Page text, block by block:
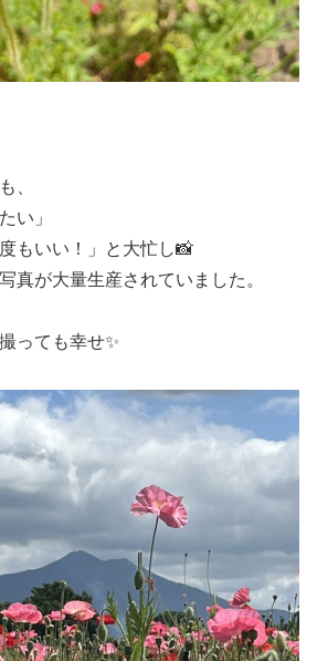
、
い」
もいい！」と大忙し📸
真が大量生産されていました。
っても幸せ✨